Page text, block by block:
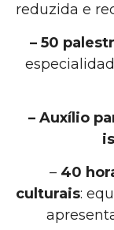
reduzida e
– 50
– Auxílio
– 40
culturais: